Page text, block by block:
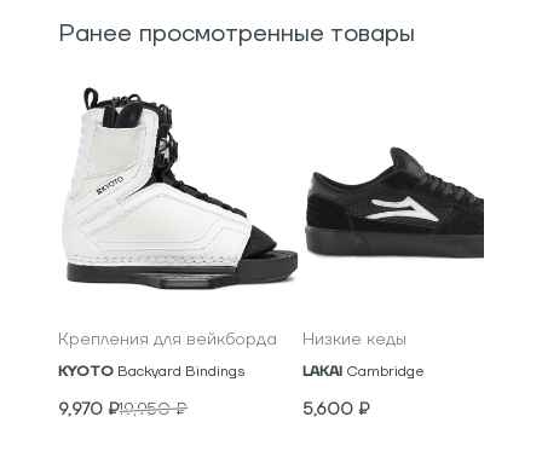
Ранее просмотренные товары
Крепления для вейкборда
KYOTO Backyard Bindings
9,970 ₽19,950₽
Низкие кеды
LAKAI Cambridge
5,600 ₽